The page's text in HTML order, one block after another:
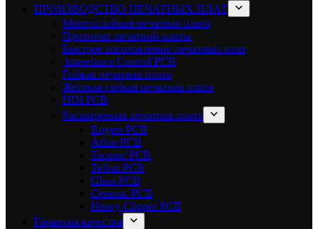
ПРОИЗВОДСТВО ПЕЧАТНЫХ ПЛАТ
Многослойная печатная плата
Прототип печатной платы
Быстрое изготовление печатных плат
Impedance Control PCB
Гибкая печатная плата
Жесткая гибкая печатная плата
HDI PCB
Расширенная печатная плата
Rogers PCB
Arlon PCB
Taconic PCB
Teflon PCB
Glass PCB
Ceramic PCB
Heavy Copper PCB
Гарантия качества